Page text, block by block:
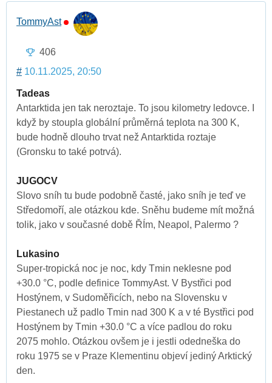
TommyAst
406
# 10.11.2025, 20:50
Tadeas
Antarktida jen tak neroztaje. To jsou kilometry ledovce. I
když by stoupla globální průměrná teplota na 300 K,
bude hodně dlouho trvat než Antarktida roztaje
(Gronsku to také potrvá).
JUGOCV
Slovo sníh tu bude podobně časté, jako sníh je teď ve
Středomoří, ale otázkou kde. Sněhu budeme mít možná
tolik, jako v současné době ŘÍm, Neapol, Palermo ?
Lukasino
Super-tropická noc je noc, kdy Tmin neklesne pod
+30.0 °C, podle definice TommyAst. V Bystřici pod
Hostýnem, v Sudoměřicích, nebo na Slovensku v
Piestanech už padlo Tmin nad 300 K a v té Bystřici pod
Hostýnem by Tmin +30.0 °C a více padlou do roku
2075 mohlo. Otázkou ovšem je i jestli odedneška do
roku 1975 se v Praze Klementinu objeví jediný Arktický
den.